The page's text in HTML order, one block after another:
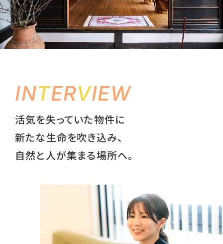
INTERVIEW
活気を失っていた物件に
新たな生命を吹き込み、
自然と人が集まる場所へ。